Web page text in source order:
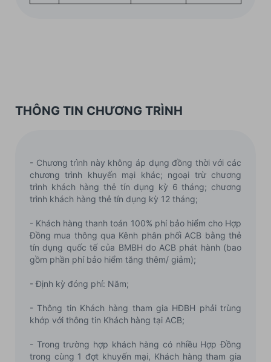
THÔNG TIN CHƯƠNG TRÌNH
- Chương trình này không áp dụng đồng thời với các
chương trình khuyến mại khác; ngoại trừ chương
trình khách hàng thẻ tín dụng kỳ 6 tháng; chương
trình khách hàng thẻ tín dụng kỳ 12 tháng;
- Khách hàng thanh toán 100% phí bảo hiểm cho Hợp
Đồng mua thông qua Kênh phân phối ACB bằng thẻ
tín dụng quốc tế của BMBH do ACB phát hành (bao
gồm phần phí bảo hiểm tăng thêm/ giảm);
- Định kỳ đóng phí: Năm;
- Thông tin Khách hàng tham gia HĐBH phải trùng
khớp với thông tin Khách hàng tại ACB;
- Trong trường hợp khách hàng có nhiều Hợp Đồng
trong cùng 1 đợt khuyến mại, Khách hàng tham gia